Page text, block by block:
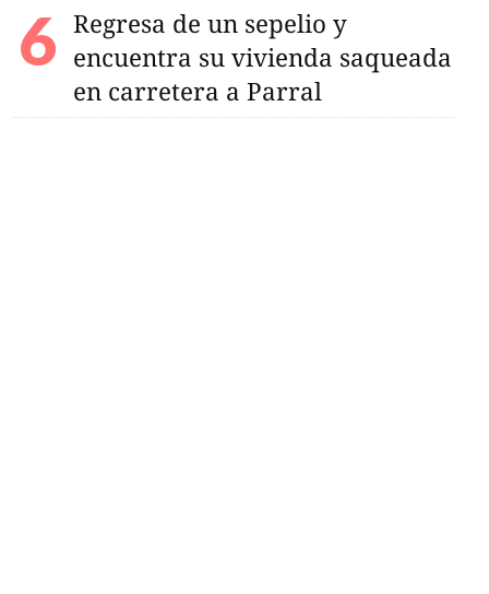
estadounidense
tras ver a
de MLB
Regresa de un sepelio y
encuentra su vivienda saqueada
en carretera a Parral